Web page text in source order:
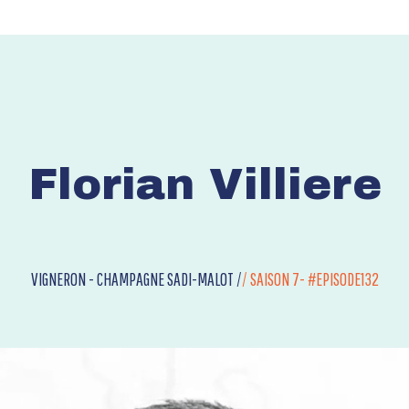
Florian Villiere
VIGNERON - CHAMPAGNE SADI-MALOT //SAISON 7- #EPISODE132